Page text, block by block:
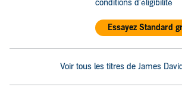
conditions d'éligibilité
Essayez Standard
Voir tous les titres de James